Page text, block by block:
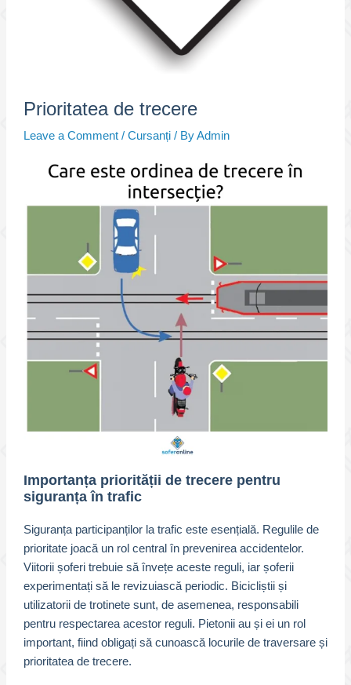
Prioritatea de trecere
Leave a Comment / Cursanți/ ByAdmin
Importanța priorității de trecere pentru
siguranța în trafic
Siguranța participanților la trafic este esențială. Regulile de
prioritate joacă un rol central în prevenirea accidentelor.
Viitorii șoferi trebuie să învețe aceste reguli, iar șoferii
experimentați să le revizuiască periodic. Bicicliștii și
utilizatorii de trotinete sunt, de asemenea, responsabili
pentru respectarea acestor reguli. Pietonii au și ei un rol
important, fiind obligați să cunoască locurile de traversare și
prioritatea de trecere.